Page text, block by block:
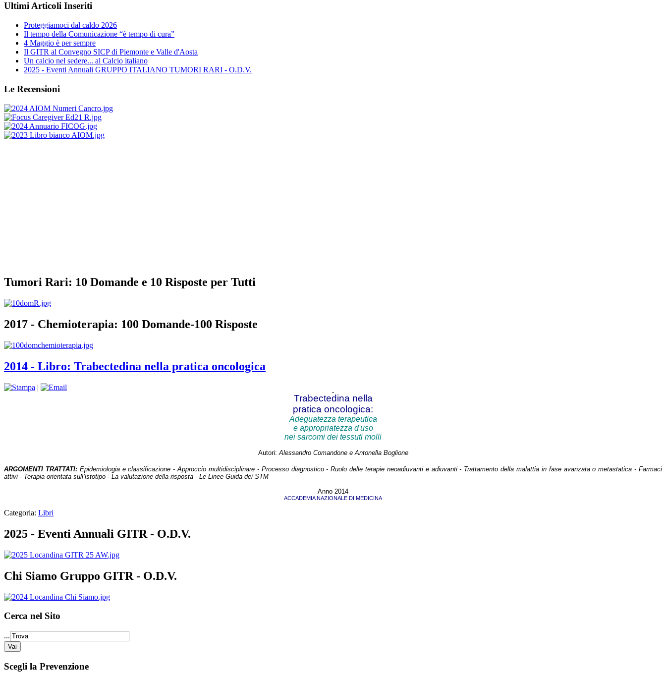
Ultimi Articoli Inseriti
Proteggiamoci dal caldo 2026
Il tempo della Comunicazione “è tempo di cura”
4 Maggio è per sempre
Il GITR al Convegno SICP di Piemonte e Valle d'Aosta
Un calcio nel sedere... al Calcio italiano
2025 - Eventi Annuali GRUPPO ITALIANO TUMORI RARI - O.D.V.
Le Recensioni
Tumori Rari: 10 Domande e 10 Risposte per Tutti
2017 - Chemioterapia: 100 Domande-100 Risposte
2014 - Libro: Trabectedina nella pratica oncologica
|
Trabectedina nella
pratica oncologica:
Adeguatezza terapeutica
e appropriatezza d'uso
nei sarcomi dei tessuti molli
Autori:Alessandro Comandone e Antonella Boglione
ARGOMENTI TRATTATI:Epidemiologia e classificazione - Approccio multidisciplinare - Processo diagnostico - Ruolo delle terapie neoadiuvanti e adiuvanti - Trattamento della malattia in fase avanzata o metastatica - Farmaci
attivi - Terapia orientata sull’istotipo - La valutazione della risposta - Le Linee Guida dei STM
Anno 2014
ACCADEMIA NAZIONALE DI MEDICINA
Categoria: Libri
2025 - Eventi Annuali GITR - O.D.V.
Chi Siamo Gruppo GITR - O.D.V.
Cerca nel Sito
...
Scegli la Prevenzione